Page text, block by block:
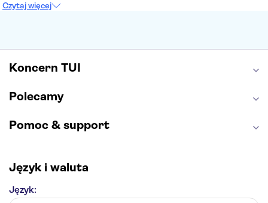
Etna
Wawel
Czytaj więcej
Koncern TUI
Polecamy
Pomoc & support
Język i waluta
Język: